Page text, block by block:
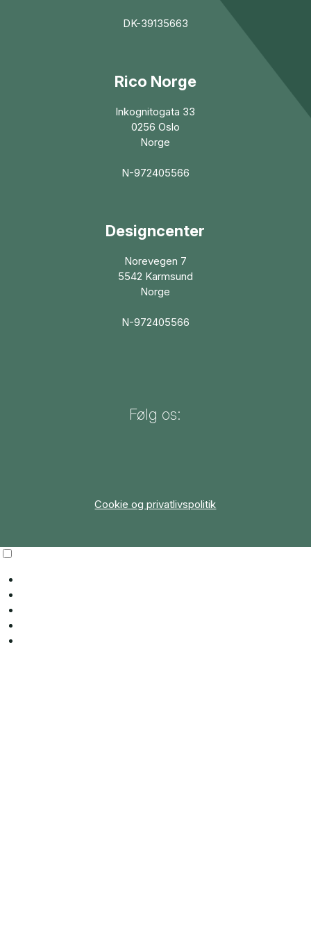
DK-39135663
Rico Norge
Inkognitogata 33
0256 Oslo
Norge
N-972405566
Designcenter
Norevegen 7
5542 Karmsund
Norge
N-972405566
Følg os:
Cookie og privatlivspolitik